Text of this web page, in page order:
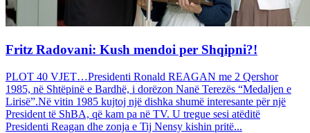
Fritz Radovani: Kush mendoi per Shqipni?!
PLOT 40 VJET…Presidenti Ronald REAGAN me 2 Qershor
1985, në Shtëpinë e Bardhë, i dorëzon Nanë Terezës “Medaljen e
Lirisë”.Në vitin 1985 kujtoj një dishka shumë interesante për një
President të ShBA, që kam pa në TV. U tregue sesi atëditë
Presidenti Reagan dhe zonja e Tij Nensy kishin pritë...